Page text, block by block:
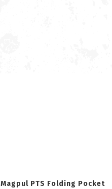
Magpul PTS Folding Pocket